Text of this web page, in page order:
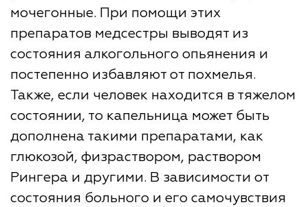
мочегонные. При помощи этих
препаратов медсестры выводят из
состояния алкогольного опьянения и
постепенно избавляют от похмелья.
Также, если человек находится в тяжелом
состоянии, то капельница может быть
дополнена такими препаратами, как
глюкозой, физраствором, раствором
Рингера и другими. В зависимости от
состояния больного и его самочувствия